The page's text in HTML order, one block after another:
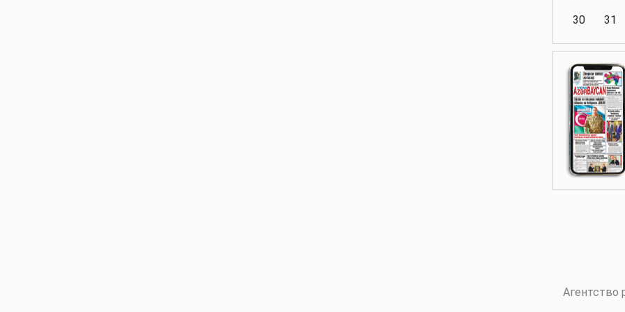
Аналитика
Аналитика
30
31
Агентство